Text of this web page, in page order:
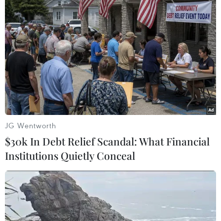
theo chiều hướng khác.
(TTXVN/Vietnam+)
JG Wentworth
$30k In Debt Relief Scandal: What Financial
Institutions Quietly Conceal